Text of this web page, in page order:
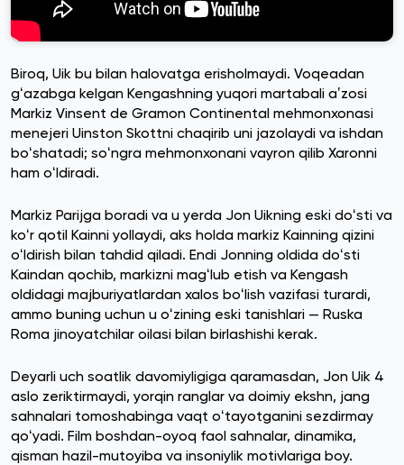
Biroq, Uik bu bilan halovatga erisholmaydi. Voqeadan
gʻazabga kelgan Kengashning yuqori martabali aʼzosi
Markiz Vinsent de Gramon Continental mehmonxonasi
menejeri Uinston Skottni chaqirib uni jazolaydi va ishdan
boʻshatadi; soʻngra mehmonxonani vayron qilib Xaronni
ham oʻldiradi.
Markiz Parijga boradi va u yerda Jon Uikning eski doʻsti va
koʻr qotil Kainni yollaydi, aks holda markiz Kainning qizini
oʻldirish bilan tahdid qiladi. Endi Jonning oldida doʻsti
Kaindan qochib, markizni magʻlub etish va Kengash
oldidagi majburiyatlardan xalos boʻlish vazifasi turardi,
ammo buning uchun u oʻzining eski tanishlari — Ruska
Roma jinoyatchilar oilasi bilan birlashishi kerak.
Deyarli uch soatlik davomiyligiga qaramasdan, Jon Uik 4
aslo zeriktirmaydi, yorqin ranglar va doimiy ekshn, jang
sahnalari tomoshabinga vaqt oʻtayotganini sezdirmay
qoʻyadi. Film boshdan-oyoq faol sahnalar, dinamika,
qisman hazil-mutoyiba va insoniylik motivlariga boy.